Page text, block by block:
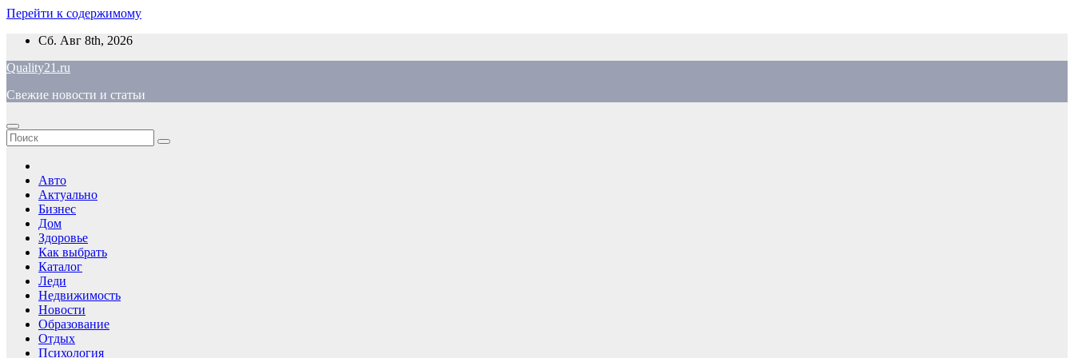
Перейти к содержимому
Сб. Авг 8th, 2026
Quality21.ru
Свежие новости и статьи
Авто
Актуально
Бизнес
Дом
Здоровье
Как выбрать
Каталог
Леди
Недвижимость
Новости
Образование
Отдых
Психология